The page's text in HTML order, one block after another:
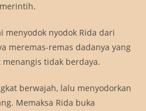
menyodok nyodok Rida dari
meremas-remas dadanya yang
tidak berdaya.
berwajah, lalu menyodorkan
Memaksa Rida buka